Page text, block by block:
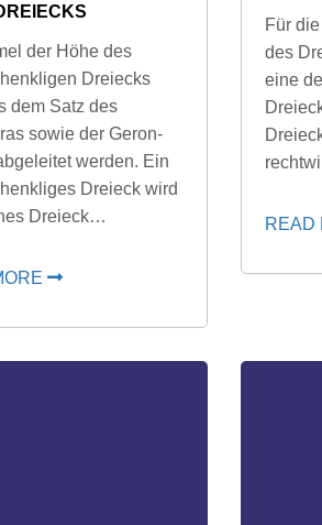
der Höhe des
Dreiecks
dem Satz des
sowie der Geron-
werden. Ein
Dreieck wird
Dreieck…
Für
des
eine
READ